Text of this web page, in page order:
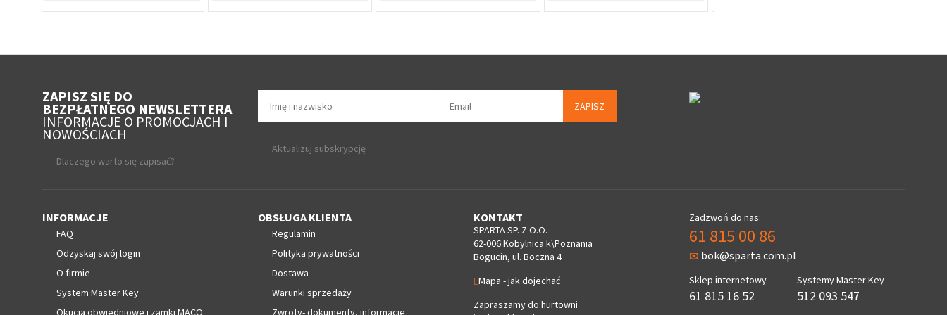
ZAPISZ SIĘ DO
BEZPŁATNEGO NEWSLETTERA
INFORMACJE O PROMOCJACH I
NOWOŚCIACH
Dlaczego warto się zapisać?
ZAPISZ
Aktualizuj subskrypcję
INFORMACJE
FAQ
Odzyskaj swój login
O firmie
System Master Key
Okucia obwiedniowe i zamki MACO
OBSŁUGA KLIENTA
Regulamin
Polityka prywatności
Dostawa
Warunki sprzedaży
Zwroty- dokumenty, informacje
KONTAKT
SPARTA SP. Z O.O.
62-006 Kobylnica k\Poznania
Bogucin, ul. Boczna 4
Mapa - jak dojechać
Zapraszamy do hurtowni
Zadzwoń do nas:
61 815 00 86
bok@sparta.com.pl
Sklep internetowy
61 815 16 52
Systemy Master Key
512 093 547